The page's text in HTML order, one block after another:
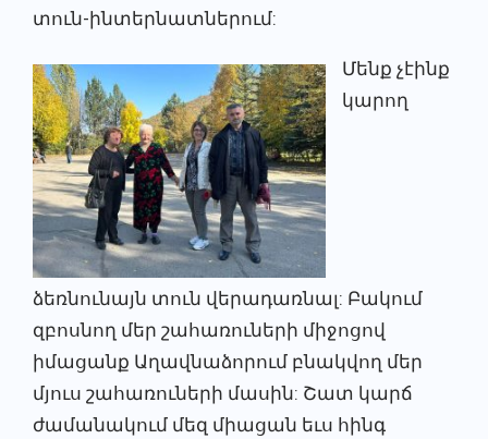
տուն-ինտերնատներում:
Մենք չէինք
կարող
ձեռնունայն տուն վերադառնալ: Բակում
զբոսնող մեր շահառուների միջոցով
իմացանք Աղավնաձորում բնակվող մեր
մյուս շահառուների մասին: Շատ կարճ
ժամանակում մեզ միացան եւս հինգ